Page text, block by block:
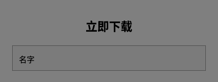
立即下载
名字